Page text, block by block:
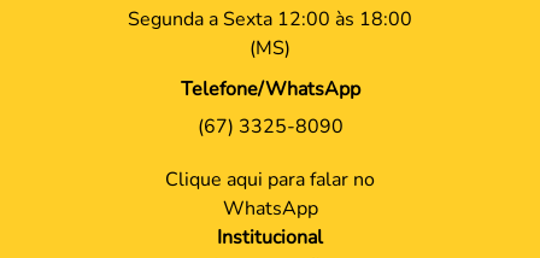
Segunda a Sexta 12:00 às 18:00
(MS)
Telefone/WhatsApp
(67) 3325-8090
Clique aqui para falar no
WhatsApp
Institucional